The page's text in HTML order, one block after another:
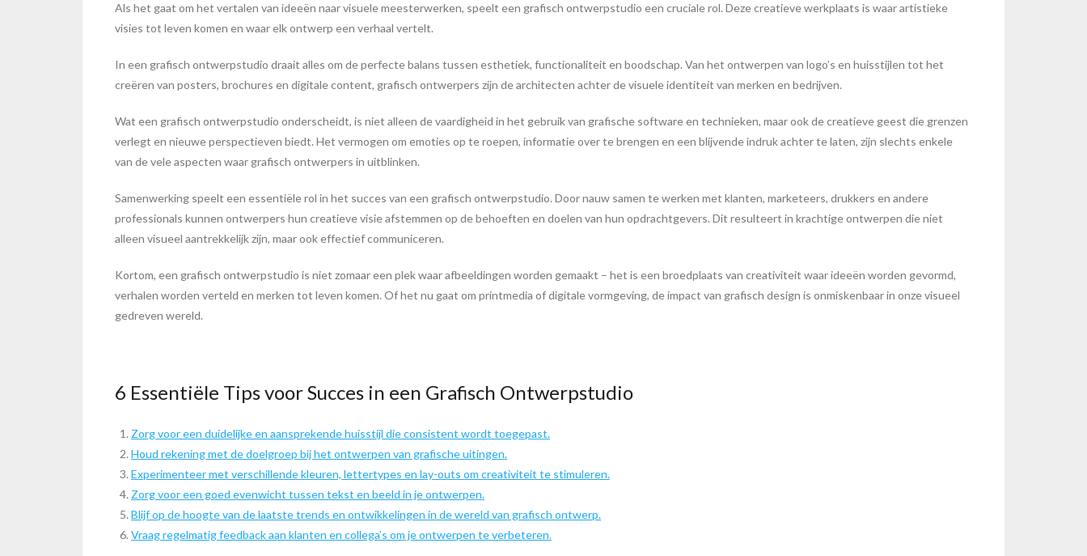
Als het gaat om het vertalen van ideeën naar visuele meesterwerken, speelt een grafisch ontwerpstudio een cruciale rol. Deze creatieve werkplaats is waar artistieke
visies tot leven komen en waar elk ontwerp een verhaal vertelt.
In een grafisch ontwerpstudio draait alles om de perfecte balans tussen esthetiek, functionaliteit en boodschap. Van het ontwerpen van logo’s en huisstijlen tot het
creëren van posters, brochures en digitale content, grafisch ontwerpers zijn de architecten achter de visuele identiteit van merken en bedrijven.
Wat een grafisch ontwerpstudio onderscheidt, is niet alleen de vaardigheid in het gebruik van grafische software en technieken, maar ook de creatieve geest die grenzen
verlegt en nieuwe perspectieven biedt. Het vermogen om emoties op te roepen, informatie over te brengen en een blijvende indruk achter te laten, zijn slechts enkele
van de vele aspecten waar grafisch ontwerpers in uitblinken.
Samenwerking speelt een essentiële rol in het succes van een grafisch ontwerpstudio. Door nauw samen te werken met klanten, marketeers, drukkers en andere
professionals kunnen ontwerpers hun creatieve visie afstemmen op de behoeften en doelen van hun opdrachtgevers. Dit resulteert in krachtige ontwerpen die niet
alleen visueel aantrekkelijk zijn, maar ook effectief communiceren.
Kortom, een grafisch ontwerpstudio is niet zomaar een plek waar afbeeldingen worden gemaakt – het is een broedplaats van creativiteit waar ideeën worden gevormd,
verhalen worden verteld en merken tot leven komen. Of het nu gaat om printmedia of digitale vormgeving, de impact van grafisch design is onmiskenbaar in onze visueel
gedreven wereld.
6 Essentiële Tips voor Succes in een Grafisch Ontwerpstudio
Zorg voor een duidelijke en aansprekende huisstijl die consistent wordt toegepast.
Houd rekening met de doelgroep bij het ontwerpen van grafische uitingen.
Experimenteer met verschillende kleuren, lettertypes en lay-outs om creativiteit te stimuleren.
Zorg voor een goed evenwicht tussen tekst en beeld in je ontwerpen.
Blijf op de hoogte van de laatste trends en ontwikkelingen in de wereld van grafisch ontwerp.
Vraag regelmatig feedback aan klanten en collega’s om je ontwerpen te verbeteren.